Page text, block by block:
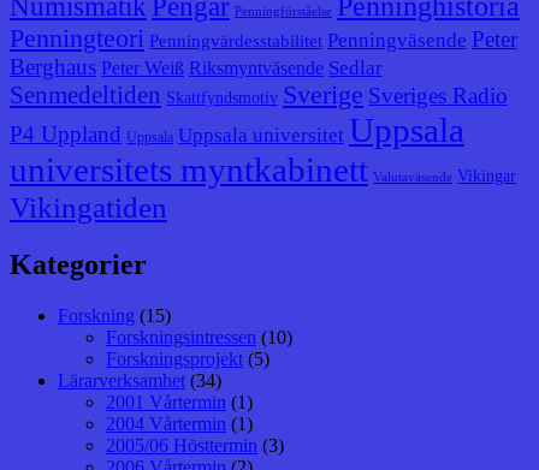
Numismatik Pengar Penningförståelse
Penningteori Penningvärdesstabilitet Penningväsende Peter
Berghaus Peter Weiß Riksmyntväsende Sedlar
Senmedeltiden Skattfyndsmotiv Sverige Sveriges Radio
P4 Uppland Uppsala Uppsala universitet Uppsala
universitets myntkabinett Valutaväsende Vikingar
Vikingatiden
Kategorier
Forskning (15)
Forskningsintressen (10)
Forskningsprojekt (5)
Lärarverksamhet (34)
2001 Vårtermin (1)
2004 Vårtermin (1)
2005/06 Hösttermin (3)